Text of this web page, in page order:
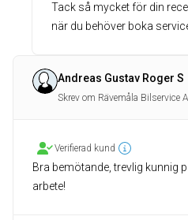
Tack så mycket för din
när du behöver boka
Andreas Gustav Roger S
Skrev om Rävemåla Bilservice
Verifierad kund
Bra bemötande, trevlig kunnig
arbete!